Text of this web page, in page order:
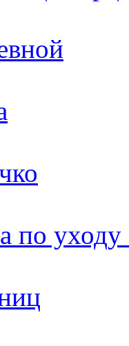
по уходу